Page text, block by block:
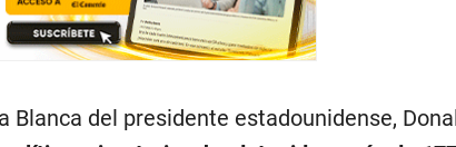
Blanca del presidente estadounidense,